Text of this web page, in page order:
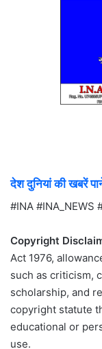
देश दुनियां की खबरें
#INA #INA_NEWS
Copyright
Act 1976,
such as criticism,
scholarship, and
copyright statute
educational or
use.